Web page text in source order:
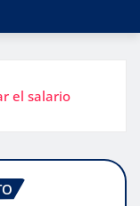
el salario